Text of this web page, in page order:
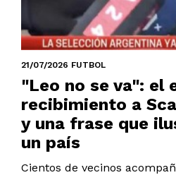
21/07/2026 FUTBOL
"Leo no se va": el
recibimiento a
y una frase que
un país
Cientos de vecinos